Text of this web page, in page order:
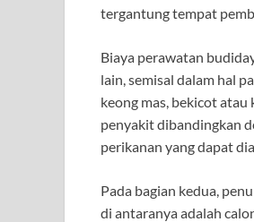
tergantung tempat
Biaya perawatan
lain, semisal dalam hal
keong mas, bekicot
penyakit dibandingkan
perikanan yang dapat
Pada bagian kedua,
di antaranya adalah